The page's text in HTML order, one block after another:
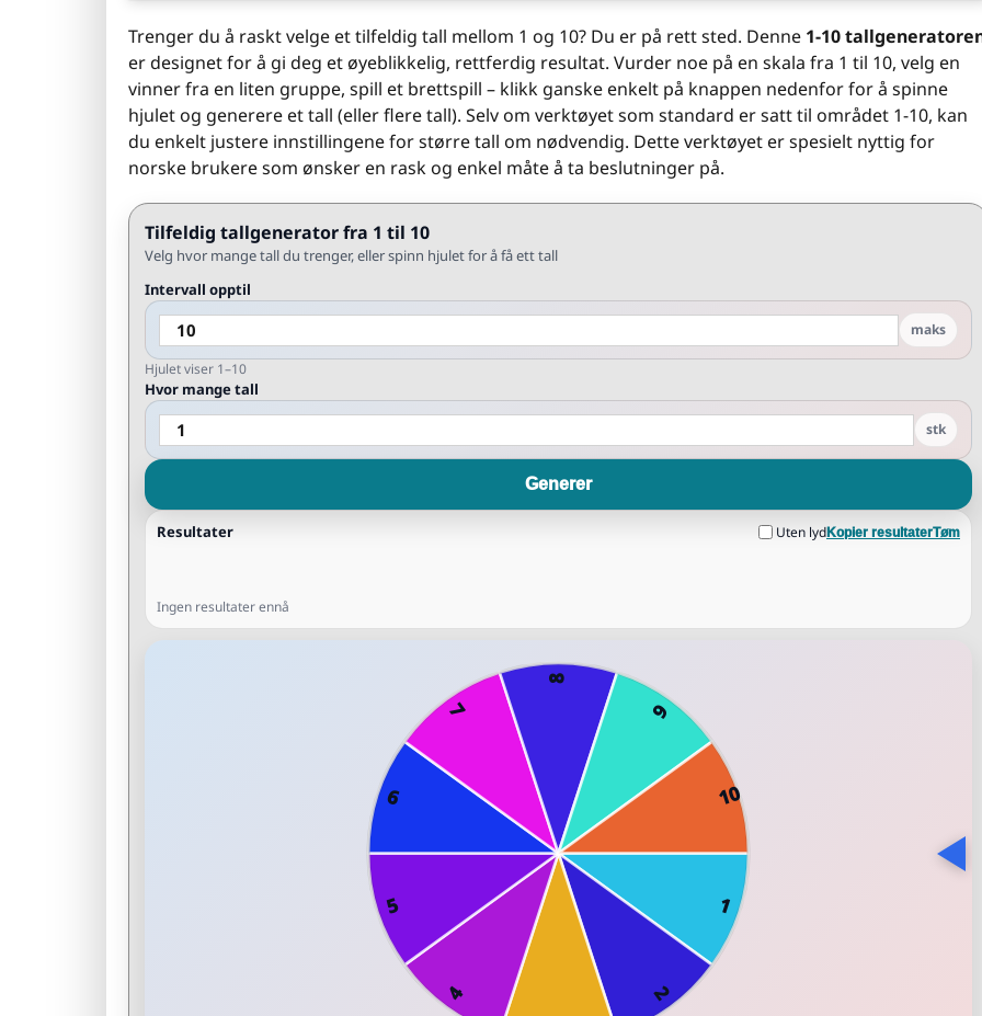
Trenger du å raskt velge et tilfeldig tall mellom 1 og 10? Du er på rett sted. Denne 1-10
er designet for å gi deg et øyeblikkelig, rettferdig resultat. Vurder noe på en skala fra 1 til 10, velg en
vinner fra en liten gruppe, spill et brettspill – klikk ganske enkelt på knappen nedenfor for å spinne
hjulet og generere et tall (eller flere tall). Selv om verktøyet som standard er satt til området 1-10, kan
du enkelt justere innstillingene for større tall om nødvendig. Dette verktøyet er spesielt nyttig for
norske brukere som ønsker en rask og enkel måte å ta beslutninger på.
Tilfeldig tallgenerator fra 1 til 10
Velg hvor mange tall du trenger, eller spinn hjulet for å få ett tall
Intervall opptil
maks
Hjulet viser 1–10
Hvor mange tall
stk
Generer
Resultater Uten lydKopier resultaterTøm
Ingen resultater ennå